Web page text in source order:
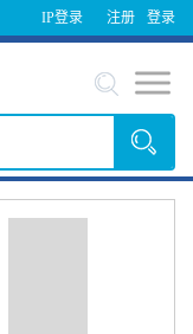
IP登录 登录
注册